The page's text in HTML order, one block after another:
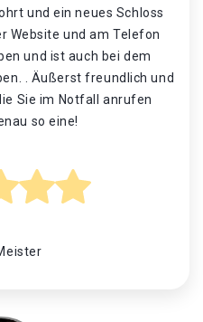
und ein neues Schloss
Website und am Telefon
und ist auch bei dem
. Äußerst freundlich und
Sie im Notfall anrufen
so eine!